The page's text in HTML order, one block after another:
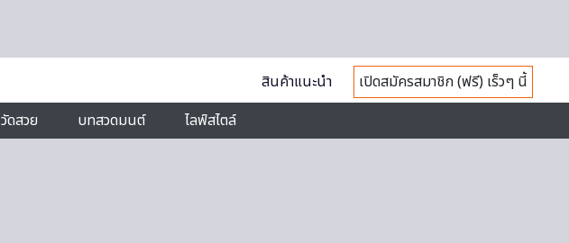
สินค้าแนะนำ
เปิดสมัครสมาชิก (ฟรี) เร็วๆ นี้
วัดสวย บทสวดมนต์ ไลฟ์สไตล์